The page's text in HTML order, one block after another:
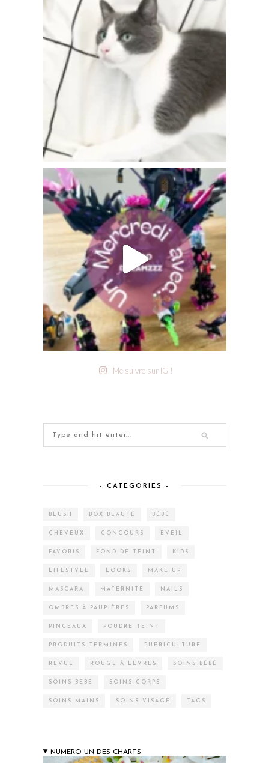
Me suivre sur IG !
– CATEGORIES –
BLUSH BOX BEAUTÉ BÉBÉ
CHEVEUX CONCOURS EVEIL
FAVORIS FOND DE TEINT KIDS
LIFESTYLE LOOKS MAKE-UP
MASCARA MATERNITÉ NAILS
OMBRES À PAUPIÈRES PARFUMS
PINCEAUX POUDRE TEINT
PRODUITS TERMINÉS PUÉRICULTURE
REVUE ROUGE À LÈVRES SOINS BÉBÉ
SOINS BÉBÉ SOINS CORPS
SOINS MAINS SOINS VISAGE TAGS
NUMERO UN DES CHARTS